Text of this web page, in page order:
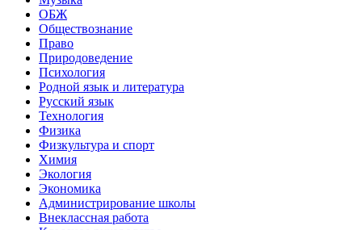
ОБЖ
Обществознание
Право
Природоведение
Психология
Родной язык и литература
Русский язык
Технология
Физика
Физкультура и спорт
Химия
Экология
Экономика
Администрирование школы
Внеклассная работа